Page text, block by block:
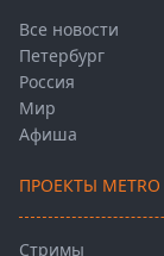
Все новости
Петербург
Россия
Мир
Афиша
ПРОЕКТЫ METRO
Стримы